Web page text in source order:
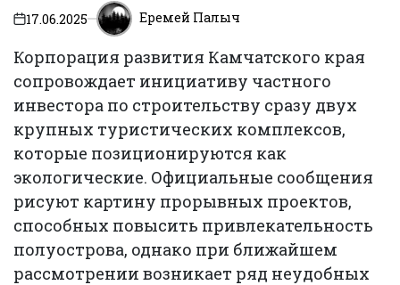
on17.06.2025 Еремей Палыч
Корпорация развития Камчатского края
сопровождает инициативу частного
инвестора по строительству сразу двух
крупных туристических комплексов,
которые позиционируются как
экологические. Официальные сообщения
рисуют картину прорывных проектов,
способных повысить привлекательность
полуострова, однако при ближайшем
рассмотрении возникает ряд неудобных